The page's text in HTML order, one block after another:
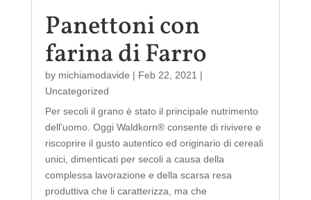
Panettoni con
farina di Farro
by michiamodavide | Feb 22, 2021 |
Uncategorized
Per secoli il grano è stato il principale nutrimento
dell’uomo. Oggi Waldkorn® consente di rivivere e
riscoprire il gusto autentico ed originario di cereali
unici, dimenticati per secoli a causa della
complessa lavorazione e della scarsa resa
produttiva che li caratterizza, ma che